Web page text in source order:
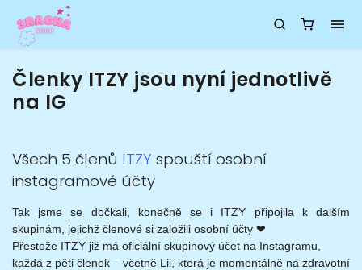
Členky ITZY jsou nyní jednotlivě
na IG
Všech 5 členů ITZY spouští osobní
instagramové účty
Tak jsme se dočkali, konečně se i ITZY připojila k dalším
skupinám, jejichž členové si založili osobní účty ❤
Přestože ITZY již má oficiální skupinový účet na Instagramu,
každá z pěti členek – včetně Lii, která je momentálně na zdravotní